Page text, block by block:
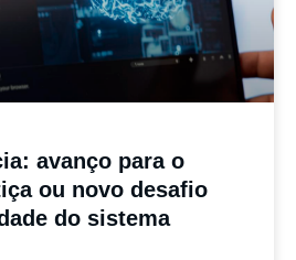
avanço para o
ou novo desafio
do sistema